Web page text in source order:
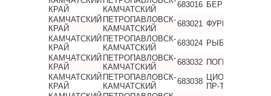
КРАЙ
КАМЧАТСКИЙ
683016 БЕРИНГА
КАМЧАТСКИЙ
КРАЙ
ПЕТРОПАВЛОВСК-
КАМЧАТСКИЙ
683021 ФУРМАНОВА
КАМЧАТСКИЙ
КРАЙ
ПЕТРОПАВЛОВСК-
КАМЧАТСКИЙ
683024 РЫБАКОВ ПР-Т
КАМЧАТСКИЙ
КРАЙ
ПЕТРОПАВЛОВСК-
КАМЧАТСКИЙ
683032 ПОГРАНИЧНАЯ
КАМЧАТСКИЙ
КРАЙ
ПЕТРОПАВЛОВСК-
КАМЧАТСКИЙ
683038 ЦИОЛКОВСКОГО
ПР-Т